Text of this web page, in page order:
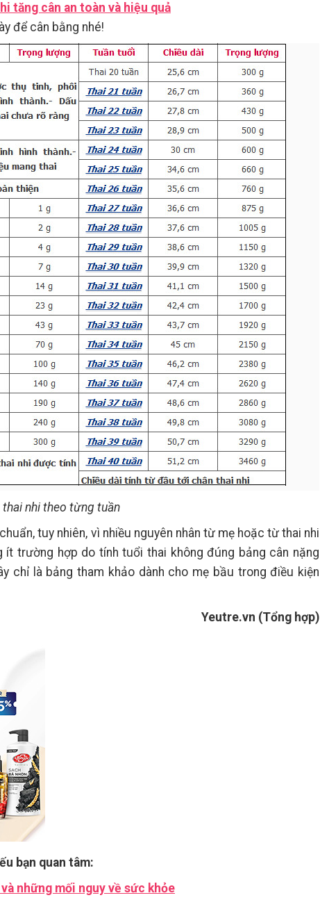
tăng cân an toàn và hiệu quả
để cân bằng nhé!
thai nhi theo từng tuần
tuy nhiên, vì nhiều nguyên nhân từ mẹ hoặc từ thai nhi
ít trường hợp do tính tuổi thai không đúng bảng cân nặng
chỉ là bảng tham khảo dành cho mẹ bầu trong điều kiện
Yeutre.vn (Tổng hợp)
bạn quan tâm:
những mối nguy về sức khỏe